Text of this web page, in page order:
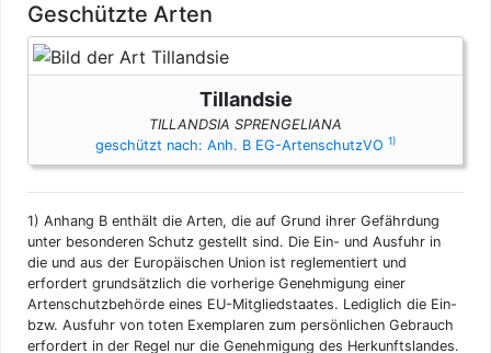
Geschützte Arten
Tillandsie
TILLANDSIA SPRENGELIANA
geschützt nach: Anh. B EG-ArtenschutzVO 1)
1) Anhang B enthält die Arten, die auf Grund ihrer Gefährdung
unter besonderen Schutz gestellt sind. Die Ein- und Ausfuhr in
die und aus der Europäischen Union ist reglementiert und
erfordert grundsätzlich die vorherige Genehmigung einer
Artenschutzbehörde eines EU-Mitgliedstaates. Lediglich die Ein-
bzw. Ausfuhr von toten Exemplaren zum persönlichen Gebrauch
erfordert in der Regel nur die Genehmigung des Herkunftslandes.